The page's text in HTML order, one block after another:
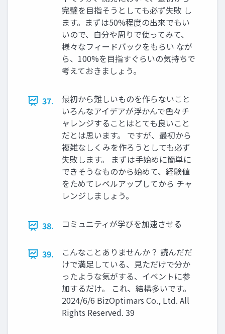
完璧を目指そうとしても必ず失敗 し
ます。まずは50%程度の出来でもい
いので、自分や周りで使ってみて、
様々なフィードバックをもらい なが
ら、100%を目指すぐらいの気持ちで
考えておきましょう。
37.
最初から難しいものを作らないこと
いろんなアイデアが浮かんで色々チ
ャレンジすることはとても良いこと
だとは思います。 ですが、最初から
複雑なしくみを作ろうとしても必ず
失敗します。 まずは手始めに簡単に
できそうなものから始めて、経験値
をためてレベルアップしてから チャ
レンジしましょう。
38. コミュニティが学びを加速させる
39.
こんなことありませんか？ 読んだだ
けで満足している、見ただけで分か
ったような気がする、イベントに参
加するだけ。 これ、結構多いです。
2024/6/6 BizOptimars Co., Ltd. All
Rights Reserved. 39